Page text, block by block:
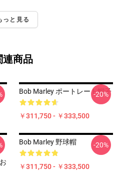
っと見る
連商品
Bob Marley ポートレート帽子
￥311,750 - ￥333,500
-20%
Bob Marley 野球帽
￥311,750 - ￥333,500
-20%